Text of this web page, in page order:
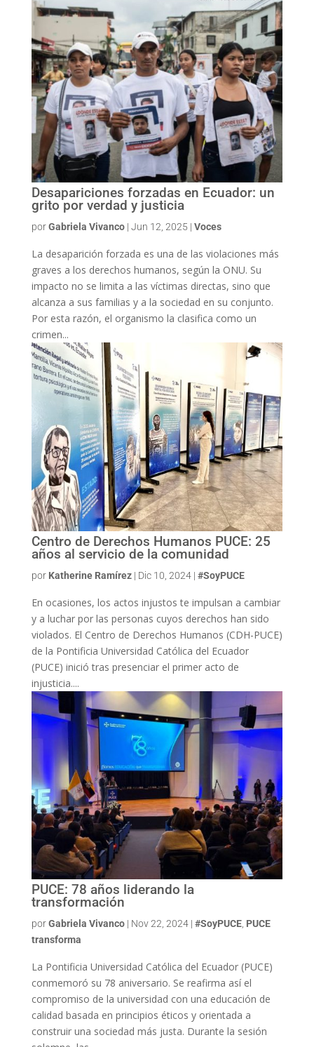
Desapariciones forzadas en Ecuador: un
grito por verdad y justicia
porGabriela Vivanco| Jun 12, 2025 | Voces
La desaparición forzada es una de las violaciones más
graves a los derechos humanos, según la ONU. Su
impacto no se limita a las víctimas directas, sino que
alcanza a sus familias y a la sociedad en su conjunto.
Por esta razón, el organismo la clasifica como un
crimen...
Centro de Derechos Humanos PUCE: 25
años al servicio de la comunidad
por Katherine Ramírez| Dic 10, 2024| #SoyPUCE
En ocasiones, los actos injustos te impulsan a cambiar
y a luchar por las personas cuyos derechos han sido
violados. El Centro de Derechos Humanos (CDH-PUCE)
de la Pontificia Universidad Católica del Ecuador
(PUCE) inició tras presenciar el primer acto de
injusticia....
PUCE: 78 años liderando la
transformación
porGabriela Vivanco| Nov 22, 2024| #SoyPUCE, PUCE
transforma
La Pontificia Universidad Católica del Ecuador (PUCE)
conmemoró su 78 aniversario. Se reafirma así el
compromiso de la universidad con una educación de
calidad basada en principios éticos y orientada a
construir una sociedad más justa. Durante la sesión